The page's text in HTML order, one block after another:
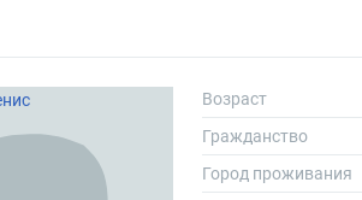
Возраст
Гражданство
Город проживания